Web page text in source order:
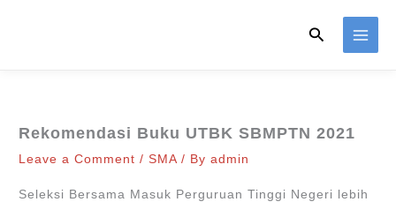
Search
Rekomendasi Buku UTBK SBMPTN 2021
Leave a Comment /SMA/ Byadmin
Seleksi Bersama Masuk Perguruan Tinggi Negeri lebih